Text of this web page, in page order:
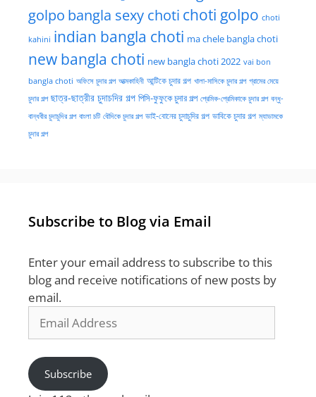
golpo bangla sexy choti choti golpo choti
kahini indian bangla choti ma chele bangla choti
new bangla choti new bangla choti 2022 vai bon
bangla choti অফিসে চুদার গল্প আত্মকাহিনী আন্টিকে চুদার গল্প খালা-মাসিকে চুদার গল্প গ্রামের মেয়ে
চুদার গল্প ছাত্র-ছাত্রীর চুদাচদির গল্প পিসি-ফুফুকে চুদার গল্প প্রেমিক-প্রেমিকাকে চুদার গল্প বন্ধু-
বান্ধবীর চুদাচুদির গল্প বাংলা চটি বৌদিকে চুদার গল্প ভাই-বোনের চুদাচুদির গল্প ভাবিকে চুদার গল্প ম্যাডামকে
চুদার গল্প
Subscribe to Blog via Email
Enter your email address to subscribe to this
blog and receive notifications of new posts by
email.
Address
Subscribe